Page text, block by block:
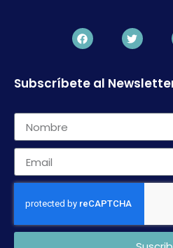
Subscríbete al